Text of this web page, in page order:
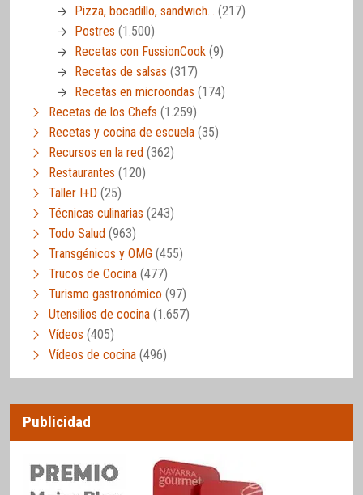
Pizza, bocadillo, sandwich… (217)
Postres (1.500)
Recetas con FussionCook (9)
Recetas de salsas (317)
Recetas en microondas (174)
Recetas de los Chefs (1.259)
Recetas y cocina de escuela (35)
Recursos en la red (362)
Restaurantes (120)
Taller I+D (25)
Técnicas culinarias (243)
Todo Salud (963)
Transgénicos y OMG (455)
Trucos de Cocina (477)
Turismo gastronómico (97)
Utensilios de cocina (1.657)
Vídeos (405)
Vídeos de cocina (496)
Publicidad